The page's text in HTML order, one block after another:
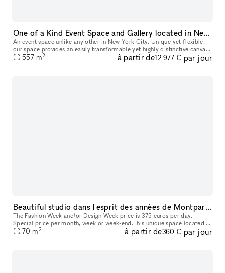
One of a Kind Event Space and Gallery located in New York City's Historic West Village
An event space unlike any other in New York City. Unique yet flexible,
our space provides an easily transformable yet highly distinctive canvas
for any event. Our space has 3 distinct venues, a 10
557 m2 à partir de12 977 € par jour
Beautiful studio dans l'esprit des années de Montparnasse
The Fashion Week and/or Design Week price is 375 euros per day.
Special price per month, week or week-end.This unique space located in
Paris is perfectly suited for art exhibitions, providing a versa
70 m2 à partir de360 € par jour